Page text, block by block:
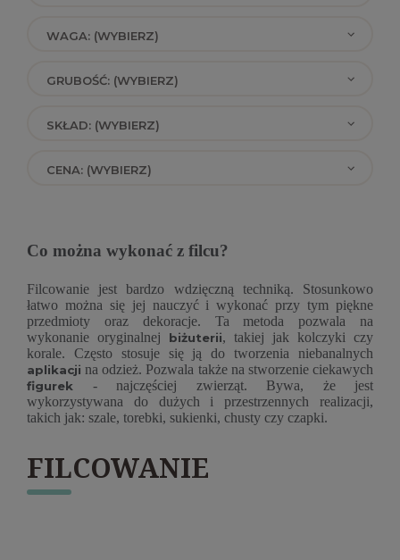
WAGA: (WYBIERZ)
GRUBOŚĆ: (WYBIERZ)
SKŁAD: (WYBIERZ)
CENA: (WYBIERZ)
Co można wykonać z filcu?
Filcowanie jest bardzo wdzięczną techniką. Stosunkowo
łatwo można się jej nauczyć i wykonać przy tym piękne
przedmioty oraz dekoracje. Ta metoda pozwala na
wykonanie oryginalnej biżuterii, takiej jak kolczyki czy
korale. Często stosuje się ją do tworzenia niebanalnych
aplikacji na odzież. Pozwala także na stworzenie ciekawych
figurek - najczęściej zwierząt. Bywa, że jest
wykorzystywana do dużych i przestrzennych realizacji,
takich jak: szale, torebki, sukienki, chusty czy czapki.
FILCOWANIE